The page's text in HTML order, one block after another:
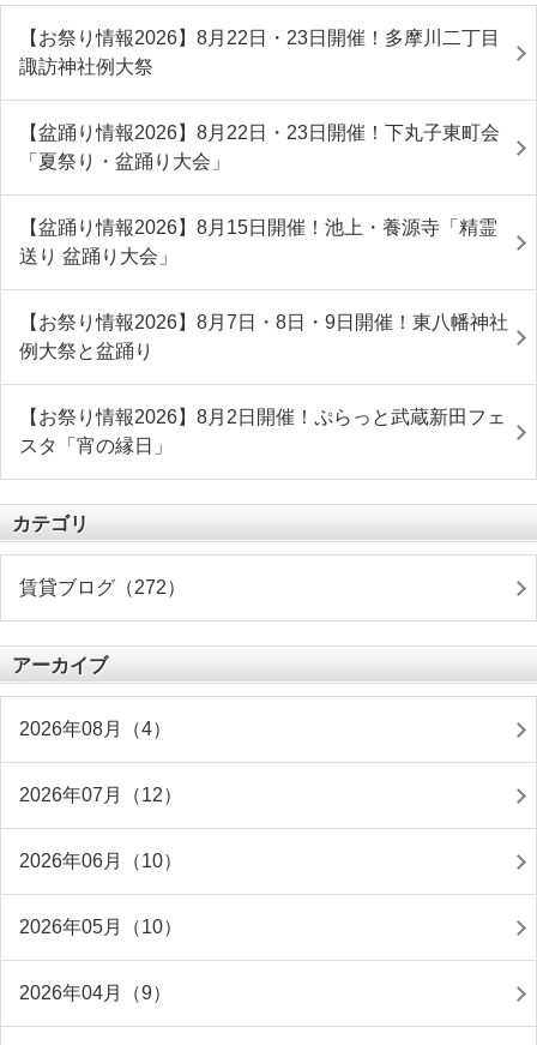
【お祭り情報2026】8月22日・23日開催！多摩川二丁目
諏訪神社例大祭
【盆踊り情報2026】8月22日・23日開催！下丸子東町会
「夏祭り・盆踊り大会」
【盆踊り情報2026】8月15日開催！池上・養源寺「精霊
送り 盆踊り大会」
【お祭り情報2026】8月7日・8日・9日開催！東八幡神社
例大祭と盆踊り
【お祭り情報2026】8月2日開催！ぷらっと武蔵新田フェ
スタ「宵の縁日」
カテゴリ
賃貸ブログ（272）
アーカイブ
2026年08月（4）
2026年07月（12）
2026年06月（10）
2026年05月（10）
2026年04月（9）